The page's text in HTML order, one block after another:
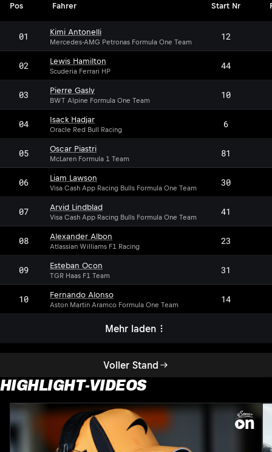
Voller Stand
Pos Fahrer Start Nr
01 Kimi Antonelli
Mercedes-AMG Petronas Formula One Team 12
02 Lewis Hamilton
Scuderia Ferrari HP 44
03 Pierre Gasly
BWT Alpine Formula One Team 10
04 Isack Hadjar
Oracle Red Bull Racing 6
05 Oscar Piastri
McLaren Formula 1 Team 81
06 Liam Lawson
Visa Cash App Racing Bulls Formula One Team 30
07 Arvid Lindblad
Visa Cash App Racing Bulls Formula One Team 41
08 Alexander Albon
Atlassian Williams F1 Racing 23
09 Esteban Ocon
TGR Haas F1 Team 31
10 Fernando Alonso
Aston Martin Aramco Formula One Team 14
Mehr laden
HIGHLIGHT-VIDEOS